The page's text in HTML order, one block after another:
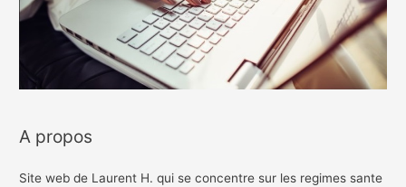
A propos
Site web de Laurent H. qui se concentre sur les regimes sante